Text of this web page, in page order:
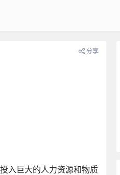
分享
入巨大的人力资源和物质